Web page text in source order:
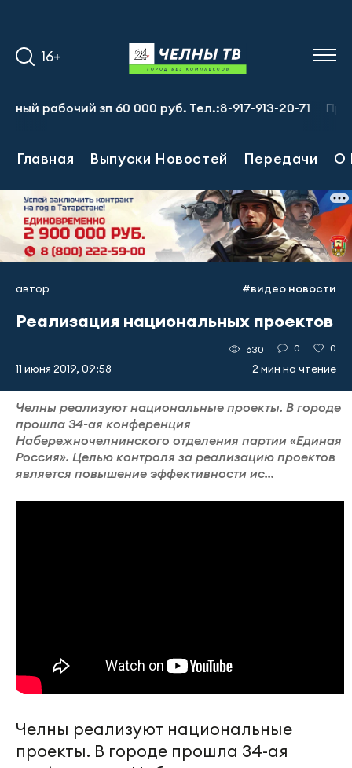
16+
зп 60 000 руб. Тел.:8-917-913-20-71
Главная Выпуски Новостей Передачи О
автор #видео новости
Реализация национальных проектов
11 июня 2019, 09:58
630 0 0
2 мин на чтение
Челны реализуют национальные проекты. В городе
прошла 34-ая конференция
Набережночелнинского отделения партии «Единая
Россия». Целью контроля за реализацию проектов
является повышение эффективности ис...
Челны реализуют национальные
проекты. В городе прошла 34-ая